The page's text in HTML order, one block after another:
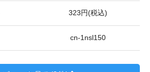
323円(税込)
cn-1nsl150